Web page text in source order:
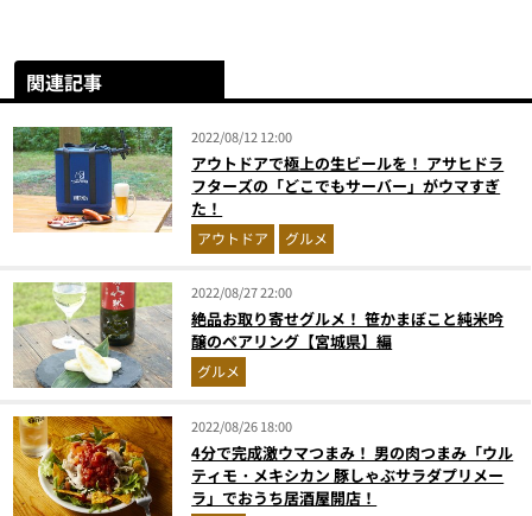
関連記事
2022/08/12 12:00
アウトドアで極上の生ビールを！ アサヒドラ
フターズの「どこでもサーバー」がウマすぎ
た！
アウトドア グルメ
2022/08/27 22:00
絶品お取り寄せグルメ！ 笹かまぼこと純米吟
醸のペアリング【宮城県】編
グルメ
2022/08/26 18:00
4分で完成激ウマつまみ！ 男の肉つまみ「ウル
ティモ・メキシカン 豚しゃぶサラダプリメー
ラ」でおうち居酒屋開店！